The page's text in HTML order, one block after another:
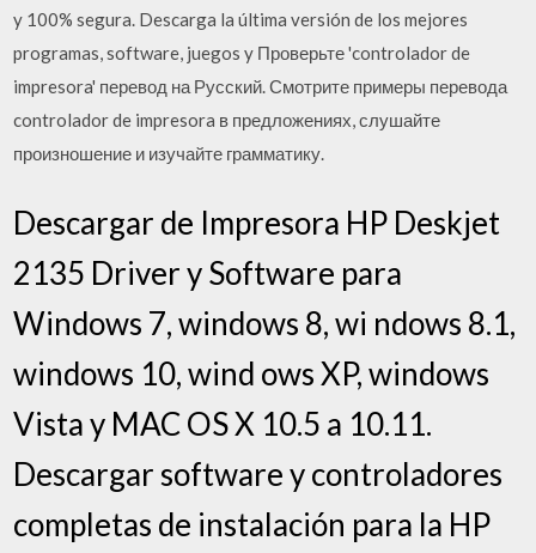
y 100% segura. Descarga la última versión de los mejores
programas, software, juegos y Проверьте 'controlador de
impresora' перевод на Русский. Смотрите примеры перевода
controlador de impresora в предложениях, слушайте
произношение и изучайте грамматику.
Descargar de Impresora HP Deskjet
2135 Driver y Software para
Windows 7, windows 8, wi ndows 8.1,
windows 10, wind ows XP, windows
Vista y MAC OS X 10.5 a 10.11.
Descargar software y controladores
completas de instalación para la HP